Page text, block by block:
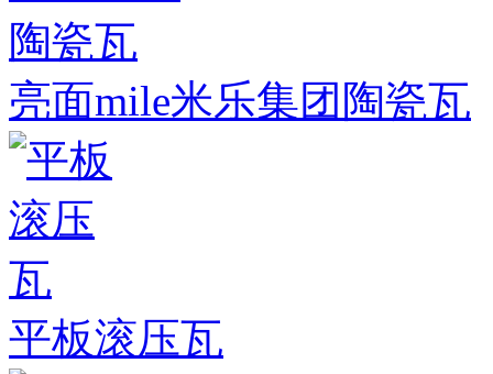
亮面mile米乐集团陶瓷瓦
平板滚压瓦